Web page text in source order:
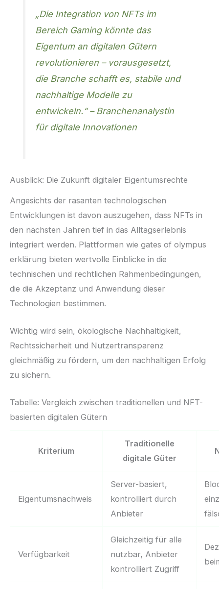
„Die Integration von NFTs im
Bereich Gaming könnte das
Eigentum an digitalen Gütern
revolutionieren – vorausgesetzt,
die Branche schafft es, stabile und
nachhaltige Modelle zu
entwickeln.“ –Branchenanalystin
für digitale Innovationen
Ausblick: Die Zukunft digitaler Eigentumsrechte
Angesichts der rasanten technologischen
Entwicklungen ist davon auszugehen, dass NFTs in
den nächsten Jahren tief in das Alltagserlebnis
integriert werden. Plattformen wie gates of olympus
erklärung bieten wertvolle Einblicke in die
technischen und rechtlichen Rahmenbedingungen,
die die Akzeptanz und Anwendung dieser
Technologien bestimmen.
Wichtig wird sein, ökologische Nachhaltigkeit,
Rechtssicherheit und Nutzertransparenz
gleichmäßig zu fördern, um den nachhaltigen Erfolg
zu sichern.
Tabelle: Vergleich zwischen traditionellen und NFT-
basierten digitalen Gütern
Kriterium
Traditionelle
digitale Güter
Eigentumsnachweis
Server-basiert,
kontrolliert durch
Anbieter
Verfügbarkeit
Gleichzeitig für alle
nutzbar, Anbieter
kontrolliert Zugriff